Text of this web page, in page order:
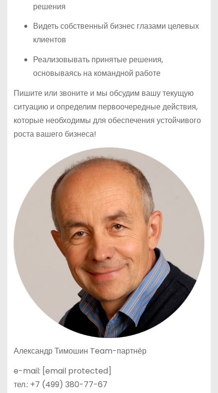
решения
Видеть собственный бизнес глазами целевых
клиентов
Реализовывать принятые решения,
основываясь на командной работе
Пишите или звоните и мы обсудим вашу текущую
ситуацию и определим первоочередные действия,
которые необходимы для обеспечения устойчивого
роста вашего бизнеса!
Александр Тимошин Team-партнёр
e-mail: [email protected]
тел.: +7 (499) 380-77-67